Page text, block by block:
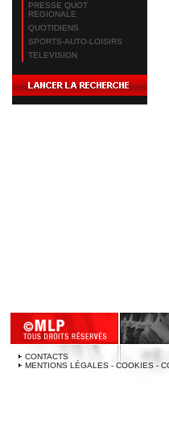
PRESSE QUOT
REGIONALE
QUOTIDIENS
SPORTS-AUTO-LOISIRS
TELEVISION
CONTACTS
MENTIONS LÉGALES - COOKIES -